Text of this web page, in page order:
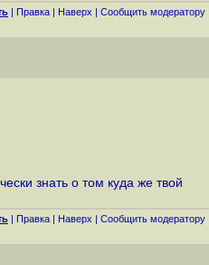
| Правка | Наверх | Cообщить модератору
знать о том куда же твой
| Правка | Наверх | Cообщить модератору